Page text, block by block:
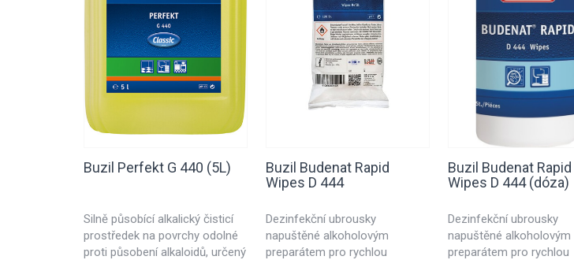
Buzil Perfekt G 440 (5L)
Silně působící alkalický čisticí
prostředek na povrchy odolné
proti působení alkaloidů, určený
Buzil Budenat Rapid
Wipes D 444
Dezinfekční ubrousky
napuštěné alkoholovým
preparátem pro rychlou
Buzil Budenat Rapid
Wipes D 444 (dóza)
Dezinfekční ubrousky
napuštěné alkoholovým
preparátem pro rychlou